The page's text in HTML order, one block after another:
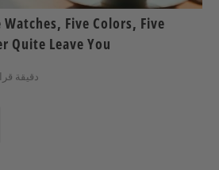
Five Colors, Five
Quite Leave You
6 دقيقة